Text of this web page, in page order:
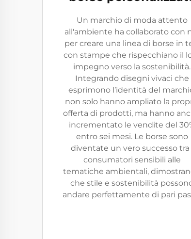
Un marchio di moda attento
all'ambiente ha collaborato con
per creare una linea di borse in
con stampe che rispecchiano il
impegno verso la sostenibilità.
Integrando disegni vivaci che
esprimono l’identità del
non solo hanno ampliato la
offerta di prodotti, ma hanno
incrementato le vendite del
entro sei mesi. Le borse sono
diventate un vero successo tra
consumatori sensibili alle
tematiche ambientali,
che stile e sostenibilità
andare perfettamente di pari